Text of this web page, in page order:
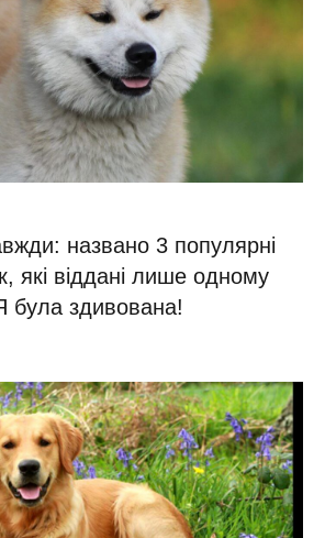
названо 3 популярні
які віддані лише одному
була здивована!